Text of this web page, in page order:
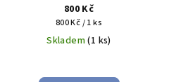
800 Kč
Měrná
cena:
800 Kč / 1 ks
Skladem(1 ks)